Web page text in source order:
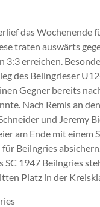
das Wochenende
traten auswärts
3:3 erreichen.
des Beilngrieser
Gegner bereits
Nach Remis an
und Jeremy
am Ende mit einem
Beilngries
SC 1947 Beilngries
Platz in der